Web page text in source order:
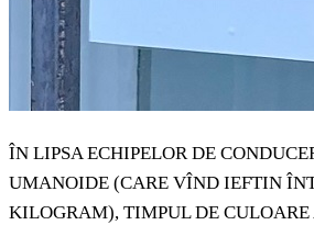
ÎN LIPSA ECHIPELOR DE
UMANOIDE (CARE VÎND IEFTIN
KILOGRAM), TIMPUL DE